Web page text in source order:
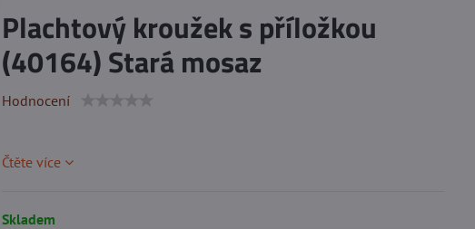
Plachtový kroužek s příložkou
(40164) Stará mosaz
Hodnocení
Čtěte více
Skladem